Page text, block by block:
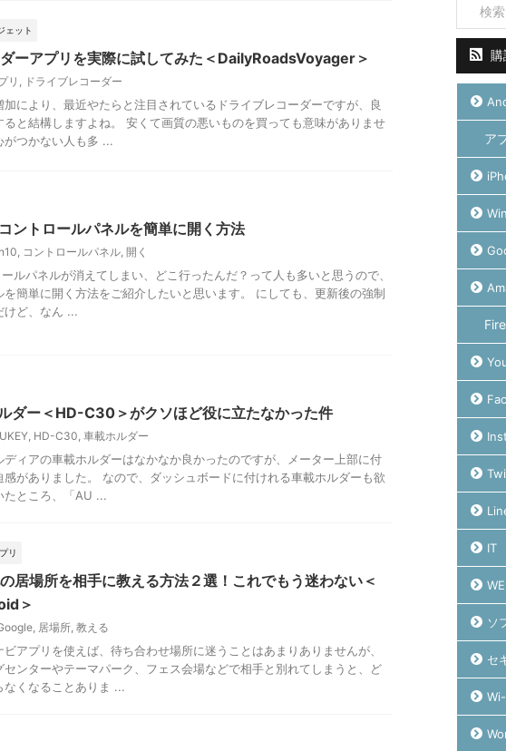
ェット
ーアプリを実際に試してみた＜DailyRoadsVoyager＞
リ ドライブレコーダー
加により、最近やたらと注目されているドライブレコーダーですが、良
ると結構しますよね。 安くて画質の悪いものを買っても意味がありませ
がつかない人も多 ...
ントロールパネルを簡単に開く方法
コントロールパネル 開く
ルパネルが消えてしまい、どこ行ったんだ？って人も多いと思うので、
を簡単に開く方法をご紹介したいと思います。 にしても、更新後の強制
けど、なん ...
ダー＜HD-C30＞がクソほど役に立たなかった件
, HD-C30, 車載ホルダー
ディアの車載ホルダーはなかなか良かったのですが、メーター上部に付
感がありました。 なので、ダッシュボードに付けれる車載ホルダーも欲
たところ、「AU ...
リ
居場所を相手に教える方法２選！これでもう迷わない＜
＞
, 居場所, 教える
アプリを使えば、待ち合わせ場所に迷うことはあまりありませんが、
センターやテーマパーク、フェス会場などで相手と別れてしまうと、ど
なくなることありま ...
購
ア
Fire
IT
ソ
セ